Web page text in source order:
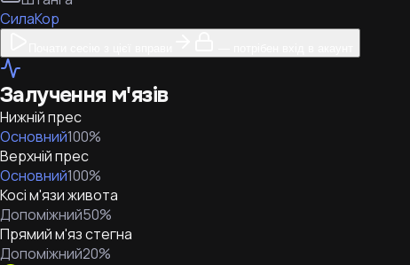
СилаКор
Залучення м'язів
Нижній прес
Основний100%
Верхній прес
Основний100%
Косі м'язи живота
Допоміжний50%
Прямий м'яз стегна
Допоміжний20%